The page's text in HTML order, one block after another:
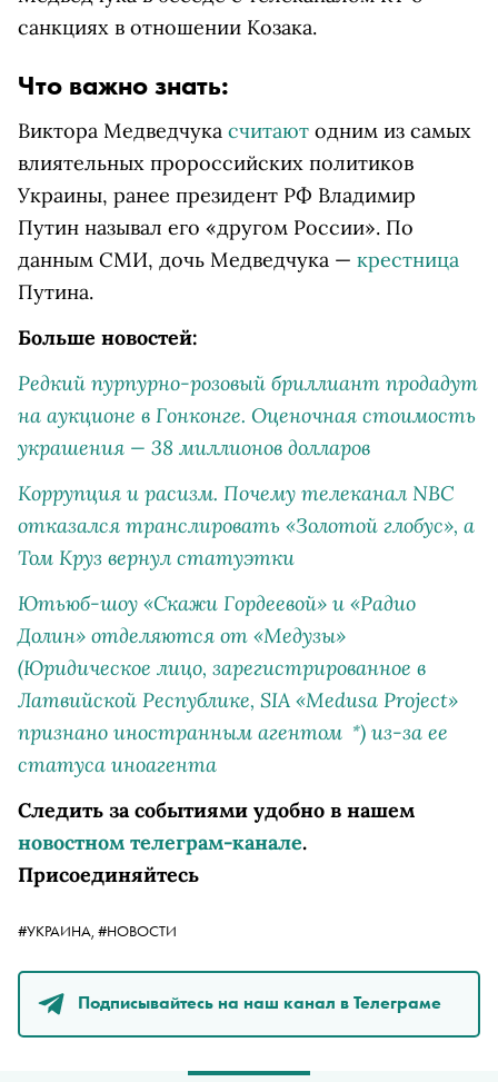
санкциях в отношении Козака.
Что важно знать:
Виктора Медведчука считают одним из самых
влиятельных пророссийских политиков
Украины, ранее президент РФ Владимир
Путин называл его «другом России». По
данным СМИ, дочь Медведчука — крестница
Путина.
Больше новостей:
Редкий пурпурно-розовый бриллиант продадут
на аукционе в Гонконге. Оценочная стоимость
украшения — 38 миллионов долларов
Коррупция и расизм. Почему телеканал NBC
отказался транслировать «Золотой глобус», а
Том Круз вернул статуэтки
Ютьюб-шоу «Скажи Гордеевой» и «Радио
Долин» отделяются от «Медузы»
(Юридическое лицо, зарегистрированное в
Латвийской Республике, SIA «Medusa Project»
признано иностранным агентом *) из-за ее
статуса иноагента
Следить за событиями удобно в нашем
новостном телеграм-канале.
Присоединяйтесь
#УКРАИНА, #НОВОСТИ
Подписывайтесь на наш канал в Телеграме